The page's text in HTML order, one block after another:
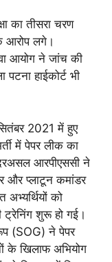
का तीसरा चरण
आरोप लगे।
आयोग ने जांच की
हाईकोर्ट भी
2021 में हुए
में पेपर लीक का
आरपीएससी ने
और प्लाटून कमांडर
अभ्यर्थियों को
शुरू हो गई।
(SOG) ने पेपर
के खिलाफ अभियोग